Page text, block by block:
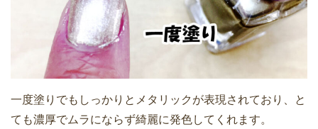
一度塗りでもしっかりとメタリックが表現されており、と
ても濃厚でムラにならず綺麗に発色してくれます。